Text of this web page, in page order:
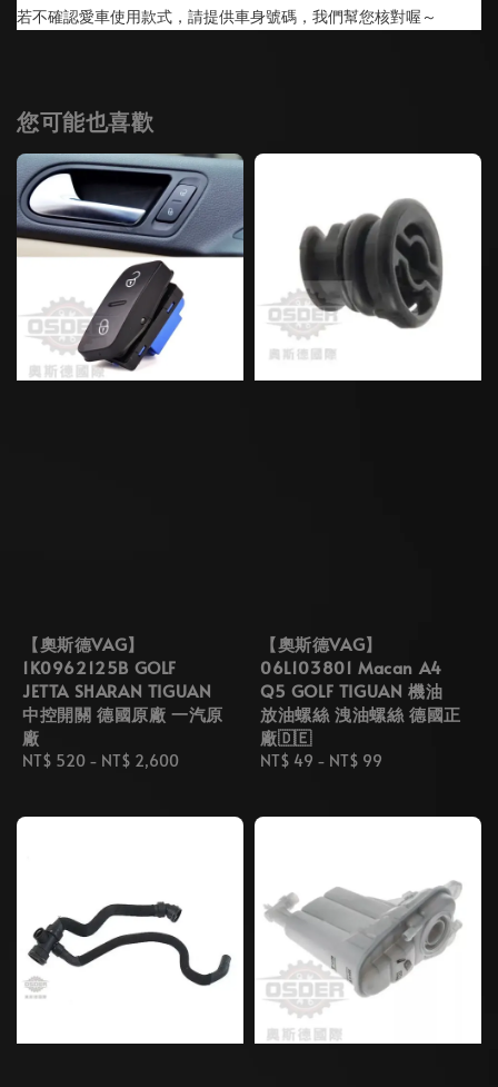
若不確認愛車使用款式，請提供車身號碼，我們幫您核對喔～
您可能也喜歡
【奧斯德VAG】
1K0962125B GOLF
JETTA SHARAN TIGUAN
中控開關 德國原廠 一汽原
廠
Regular
NT$ 520 - NT$ 2,600
【奧斯德VAG】
06L103801 Macan A4
Q5 GOLF TIGUAN 機油
放油螺絲 洩油螺絲 德國正
廠🇩🇪
Regular
NT$ 49 - NT$ 99